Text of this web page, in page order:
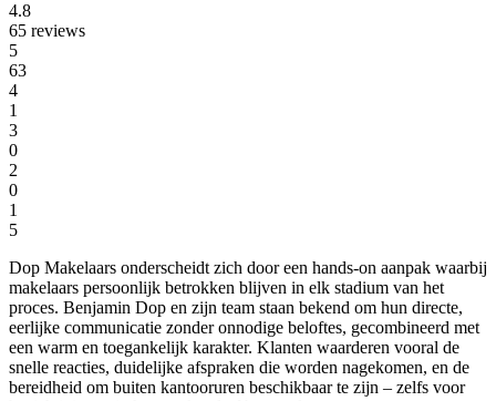
4.8
65 reviews
5
63
4
1
3
0
2
0
1
5
Dop Makelaars onderscheidt zich door een hands-on aanpak waarbij
makelaars persoonlijk betrokken blijven in elk stadium van het
proces. Benjamin Dop en zijn team staan bekend om hun directe,
eerlijke communicatie zonder onnodige beloftes, gecombineerd met
een warm en toegankelijk karakter. Klanten waarderen vooral de
snelle reacties, duidelijke afspraken die worden nagekomen, en de
bereidheid om buiten kantooruren beschikbaar te zijn – zelfs voor